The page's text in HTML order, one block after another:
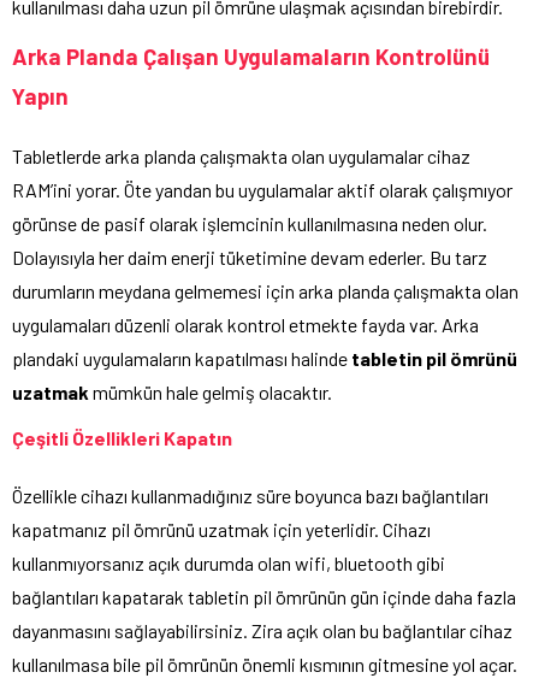
kullanılması daha uzun pil ömrüne ulaşmak açısından birebirdir.
Arka Planda Çalışan Uygulamaların Kontrolünü
Yapın
Tabletlerde arka planda çalışmakta olan uygulamalar cihaz
RAM’ini yorar. Öte yandan bu uygulamalar aktif olarak çalışmıyor
görünse de pasif olarak işlemcinin kullanılmasına neden olur.
Dolayısıyla her daim enerji tüketimine devam ederler. Bu tarz
durumların meydana gelmemesi için arka planda çalışmakta olan
uygulamaları düzenli olarak kontrol etmekte fayda var. Arka
plandaki uygulamaların kapatılması halinde tabletin pil ömrünü
uzatmak mümkün hale gelmiş olacaktır.
Çeşitli Özellikleri Kapatın
Özellikle cihazı kullanmadığınız süre boyunca bazı bağlantıları
kapatmanız pil ömrünü uzatmak için yeterlidir. Cihazı
kullanmıyorsanız açık durumda olan wifi, bluetooth gibi
bağlantıları kapatarak tabletin pil ömrünün gün içinde daha fazla
dayanmasını sağlayabilirsiniz. Zira açık olan bu bağlantılar cihaz
kullanılmasa bile pil ömrünün önemli kısmının gitmesine yol açar.